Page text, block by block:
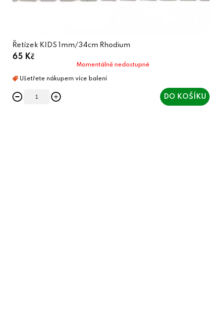
Řetízek KIDS 1mm/34cm Rhodium
65 Kč
Momentálně nedostupné
DO KOŠÍKU